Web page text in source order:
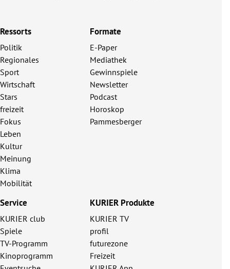
Ressorts
Politik
Regionales
Sport
Wirtschaft
Stars
freizeit
Fokus
Leben
Kultur
Meinung
Klima
Mobilität
Formate
E-Paper
Mediathek
Gewinnspiele
Newsletter
Podcast
Horoskop
Pammesberger
Service
KURIER club
Spiele
TV-Programm
Kinoprogramm
KURIER Produkte
KURIER TV
profil
futurezone
Freizeit